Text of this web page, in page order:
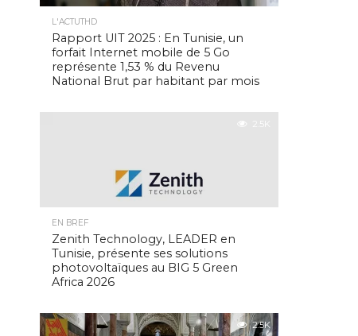
L'ACTUTHD
Rapport UIT 2025 : En Tunisie, un
forfait Internet mobile de 5 Go
représente 1,53 % du Revenu
National Brut par habitant par mois
2.5K
EN BREF
Zenith Technology, LEADER en
Tunisie, présente ses solutions
photovoltaïques au BIG 5 Green
Africa 2026
2.5K